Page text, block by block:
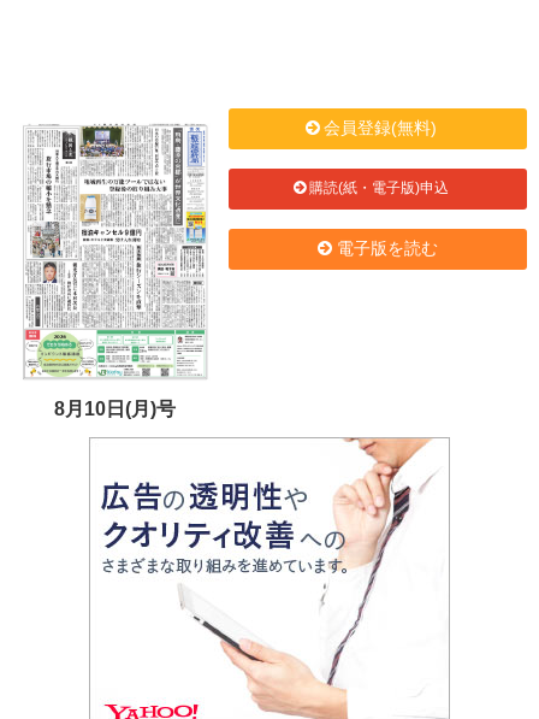
8月10日(月)号
会員登録(無料)
購読(紙・電子版)申込
電子版を読む